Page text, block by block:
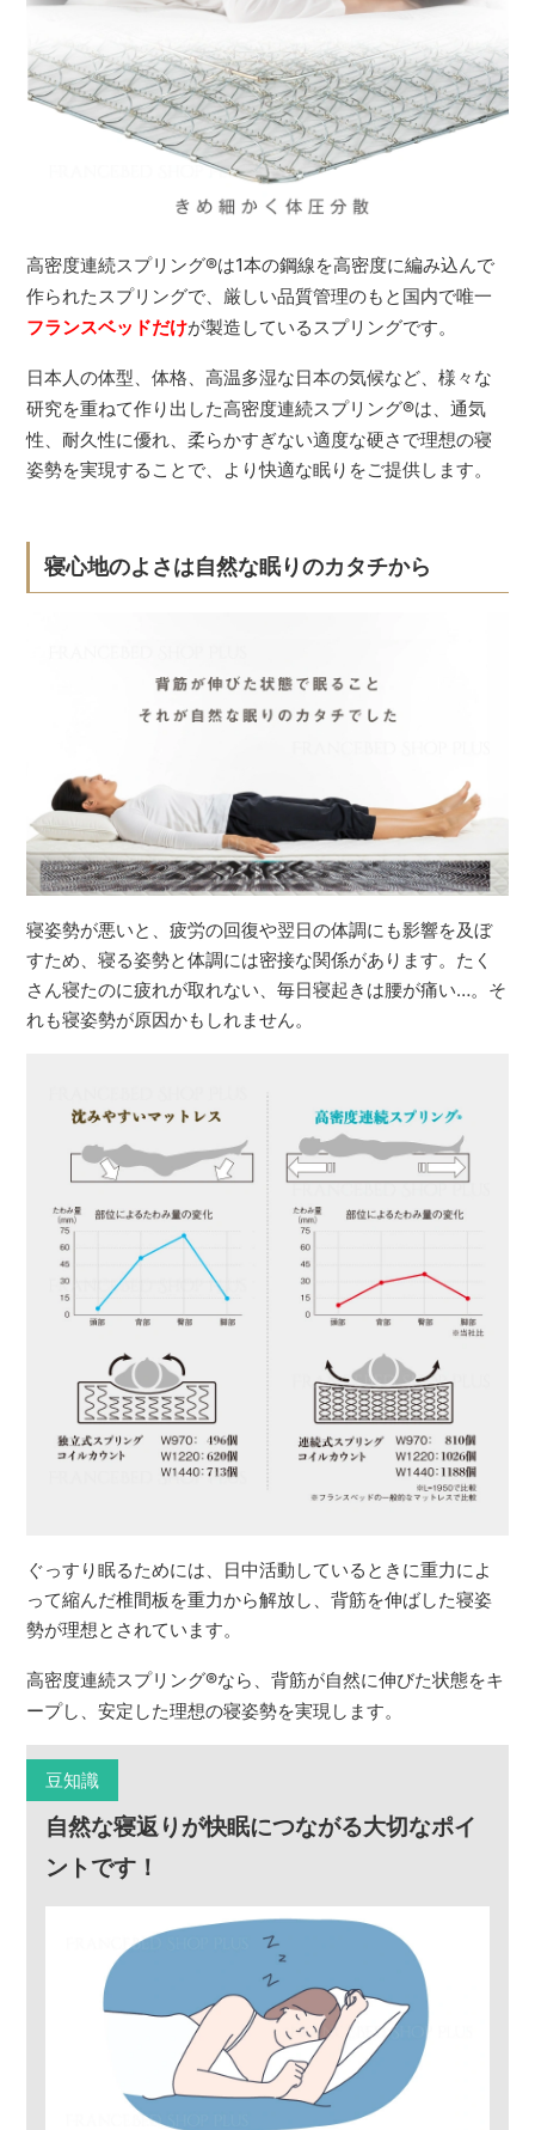
高密度連続スプリング®は1本の鋼線を高密度に編み込んで
作られたスプリングで、厳しい品質管理のもと国内で唯一
フランスベッドだけが製造しているスプリングです。
日本人の体型、体格、高温多湿な日本の気候など、様々な
研究を重ねて作り出した高密度連続スプリング®は、通気
性、耐久性に優れ、柔らかすぎない適度な硬さで理想の寝
姿勢を実現することで、より快適な眠りをご提供します。
寝心地のよさは自然な眠りのカタチから
寝姿勢が悪いと、疲労の回復や翌日の体調にも影響を及ぼ
すため、寝る姿勢と体調には密接な関係があります。たく
さん寝たのに疲れが取れない、毎日寝起きは腰が痛い…。そ
れも寝姿勢が原因かもしれません。
ぐっすり眠るためには、日中活動しているときに重力によ
って縮んだ椎間板を重力から解放し、背筋を伸ばした寝姿
勢が理想とされています。
高密度連続スプリング®なら、背筋が自然に伸びた状態をキ
ープし、安定した理想の寝姿勢を実現します。
豆知識
自然な寝返りが快眠につながる大切なポイ
ントです！